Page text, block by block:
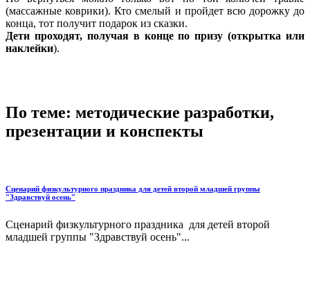
(массажные коврики). Кто смелый и пройдет всю дорожку до
конца, тот получит подарок из сказки.
Дети проходят, получая в конце по призу (открытка или
наклейки).
По теме: методические разработки,
презентации и конспекты
Сценарий физкультурного праздника для детей второй младшей группы
"Здравствуй осень"
Сценарий физкультурного праздника для детей второй
младшей группы "Здравствуй осень"...